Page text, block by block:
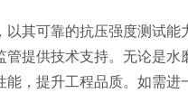
其可靠的抗压强度测试能
提供技术支持。无论是水
，提升工程品质。如需进